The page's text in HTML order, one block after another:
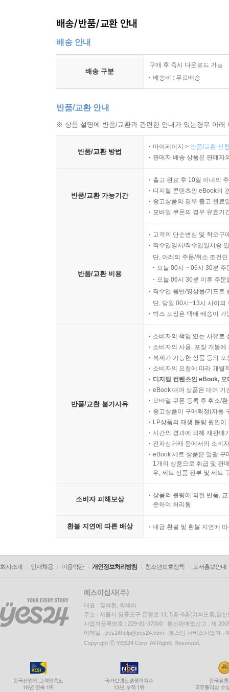
배송/반품/교환 안내
배송 안내
배송 구분
구매 후 즉시 다운로드 가능
배송비 : 무료배송
반품/교환 안내
※ 상품 설명에 반품/교환과 관련한 안내가 있는경우 아
반품/교환 방법
마이페이지 > 반품/교환 신
판매자 배송 상품은 판매자
반품/교환 가능기간
출고 완료 후 10일 이내의
디지털 콘텐츠인 eBook의
중고상품의 경우 출고 완료
모바일 쿠폰의 경우 유효기
반품/교환 비용
고객의 단순변심 및 착오구
직수입양서/직수입일서중
단, 아래의 주문/취소 조건
오늘 00시 ~ 06시 30분
오늘 06시 30분 이후 주
직수입 음반/영상물/기프트
단, 당일 00시~13시 사이의
박스 포장은 택배 배송이
반품/교환 불가사유
소비자의 책임 있는 사유로
소비자의 사용, 포장 개봉
복제가 가능한 상품 등의
소비자의 요청에 따라 개별
디지털 컨텐츠인 eBook,
eBook 대여 상품은 대여 기
모바일 쿠폰 등록 후 취소/
중고상품이 구매확정(자동
LP상품의 재생 불량 원인
시간의 경과에 의해 재판매
전자상거래 등에서의 소비
eBook 세트 상품은 일괄 구
1개의 상품으로 취급 및 판
우, 세트 상품 전부 및 세트
소비자 피해보상
상품의 불량에 의한 반품,
준하여 처리됨
환불 지연에 따른 배상 대금 환불 및 환불 지연에
회사소개 인재채용 이용약관 개인정보처리방침 청소년보호정책 도서홍보안내
대표 : 김석환, 최세라
주소 : 서울시 영등포구 은행로 11, 5층~6층(여의도동,일신
사업자등록번호 : 229-81-37000 통신판매업신고 : 제
이메일 : yes24help@yes24.com 호스팅 서비스사업자 :
Copyright ⓒ YES24 Corp. All Rights Reserved.